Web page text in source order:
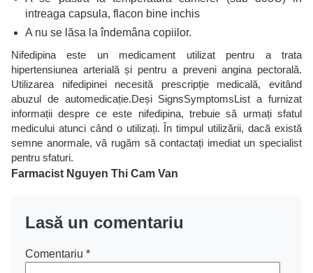
intreaga capsula, flacon bine inchis
A nu se lăsa la îndemâna copiilor.
Nifedipina este un medicament utilizat pentru a trata
hipertensiunea arterială și pentru a preveni angina pectorală.
Utilizarea nifedipinei necesită prescripție medicală, evitând
abuzul de automedicație.Deși SignsSymptomsList a furnizat
informații despre ce este nifedipina, trebuie să urmați sfatul
medicului atunci când o utilizați. În timpul utilizării, dacă există
semne anormale, vă rugăm să contactați imediat un specialist
pentru sfaturi.
Farmacist Nguyen Thi Cam Van
Lasă un comentariu
Comentariu *